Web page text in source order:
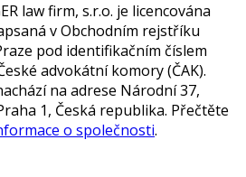
law firm, s.r.o. je licencována
v Obchodním rejstříku
pod identifikačním číslem
advokátní komory (ČAK).
na adrese Národní 37,
1, Česká republika. Přečtěte
o společnosti.